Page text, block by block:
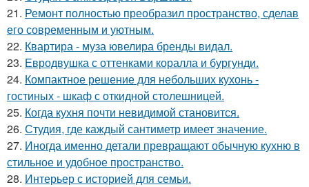
21. Ремонт полностью преобразил пространство, сделав
его современным и уютным.
22. Квартира - муза ювелира бренды видал.
23. Евродвушка с оттенками коралла и бургунди.
24. Компактное решение для небольших кухонь -
гостиных - шкаф с откидной столешницей.
25. Когда кухня почти невидимой становится.
26. Студия, где каждый сантиметр имеет значение.
27. Иногда именно детали превращают обычную кухню в
стильное и удобное пространство.
28. Интерьер с историей для семьи.